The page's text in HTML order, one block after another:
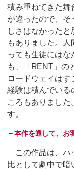
積み重ねてきた舞
が違ったので、そ
しさはなかった
もありました。
っても生徒にはな
も、「RENT」の
ロードウェイは
経験は積んでいる
ころもありました
す。
－本作を通して、お
この作品は、ハ
比として劇中で暗